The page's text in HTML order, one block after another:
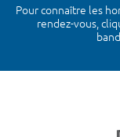
Pour connaître les
rendez-vous,